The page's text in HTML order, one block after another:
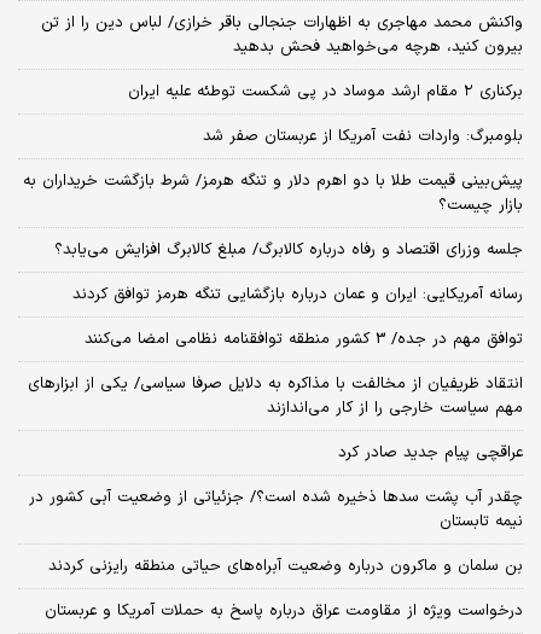
واکنش محمد مهاجری به اظهارات جنجالی باقر خرازی/ لباس دین را از تن
بیرون کنید، هرچه می‌خواهید فحش بدهید
برکناری ۲ مقام‌ ارشد موساد در پی شکست توطئه علیه ایران
بلومبرگ: واردات نفت آمریکا از عربستان صفر شد
پیش‌بینی قیمت طلا با دو اهرم دلار و تنگه هرمز/ شرط بازگشت خریداران به
بازار چیست؟
جلسه وزرای اقتصاد و رفاه درباره کالابرگ/ مبلغ کالابرگ افزایش می‌یابد؟
رسانه آمریکایی: ایران و عمان درباره بازگشایی تنگه هرمز توافق کردند
توافق مهم در جده/ 3 کشور منطقه توافقنامه نظامی امضا می‌کنند
انتقاد ظریفیان از مخالفت با مذاکره به دلایل صرفا سیاسی/ یکی از ابزارهای
مهم سیاست خارجی را از کار می‌اندازند
عراقچی پیام جدید صادر کرد
چقدر آب پشت سدها ذخیره شده است؟/ جزئیاتی از وضعیت آبی کشور در
نیمه تابستان
بن سلمان و ماکرون درباره وضعیت آبراه‌های حیاتی منطقه رایزنی کردند
درخواست ویژه از مقاومت عراق درباره پاسخ به حملات آمریکا و عربستان